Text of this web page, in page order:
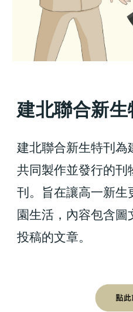
建北聯合新生
建北聯合新生特刊為
共同製作並發行的刊
刊。旨在讓高一新生
園生活，內容包含圖
投稿的文章。